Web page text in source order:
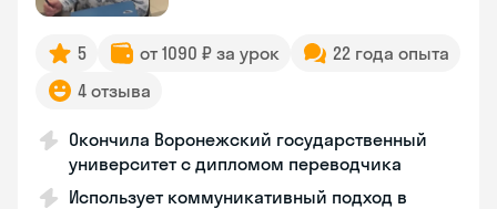
5 от 1090 ₽ за урок
22 года опыта
4 отзыва
Окончила Воронежский государственный
университет с дипломом переводчика
Использует коммуникативный подход в